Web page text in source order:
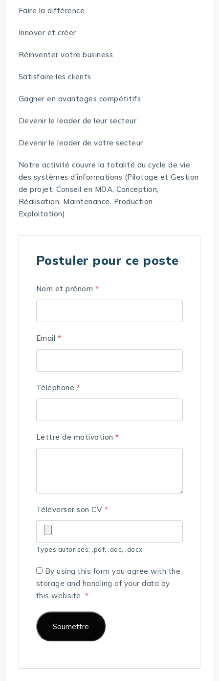
Faire la différence
Innover et créer
Réinventer votre business
Satisfaire les clients
Gagner en avantages compétitifs
Devenir le leader de leur secteur
Devenir le leader de votre secteur
Notre activité couvre la totalité du cycle de vie
des systèmes d’informations (Pilotage et Gestion
de projet, Conseil en MOA, Conception,
Réalisation, Maintenance, Production
Exploitation)
Postuler pour ce poste
Nom et prénom *
Email *
Téléphone *
Lettre de motivation*
Téléverser son CV *
Types autorisés: .pdf, .doc, .docx
By using this form you agree with the
storage and handling of your data by
this website. *